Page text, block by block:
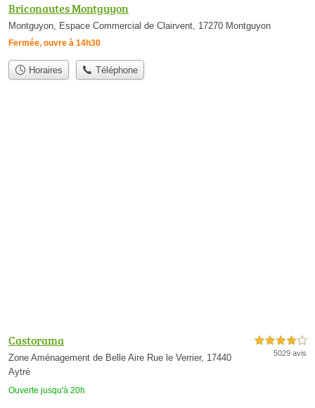
Briconautes Montguyon
Montguyon, Espace Commercial de Clairvent, 17270 Montguyon
Fermée, ouvre à 14h30
Horaires Téléphone
Castorama
Zone Aménagement de Belle Aire Rue le Verrier, 17440
Aytré
Ouverte jusqu'à 20h
4,0 étoiles sur 5
5029 avis